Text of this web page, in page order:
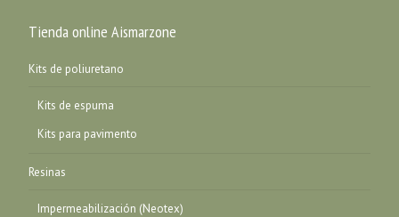
Tienda online Aismarzone
Kits de poliuretano
Kits de espuma
Kits para pavimento
Resinas
Impermeabilización (Neotex)